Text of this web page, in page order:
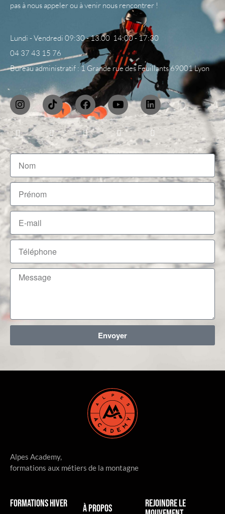
pas à nous appeler ou à venir nous rencontrer !
Lundi - Vendredi 09:30 - 13.00 14:00 - 17:30
04 37 43 15 76
Bureau administratif : 1 Grande rue des Feuillants 69001 Lyon
Envoyer
Alpes Academy,
formations aux métiers de la montagne
Formations hiver à propos
rejoindre le